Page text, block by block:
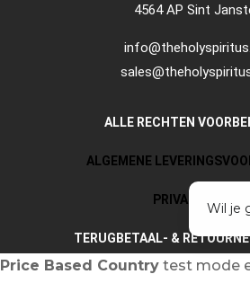
4564 AP Sint
ALLE RECHTEN
ALGEMENE
PRIVACY POLICY
TERUGBETAAL- &
Price Based Country test mode